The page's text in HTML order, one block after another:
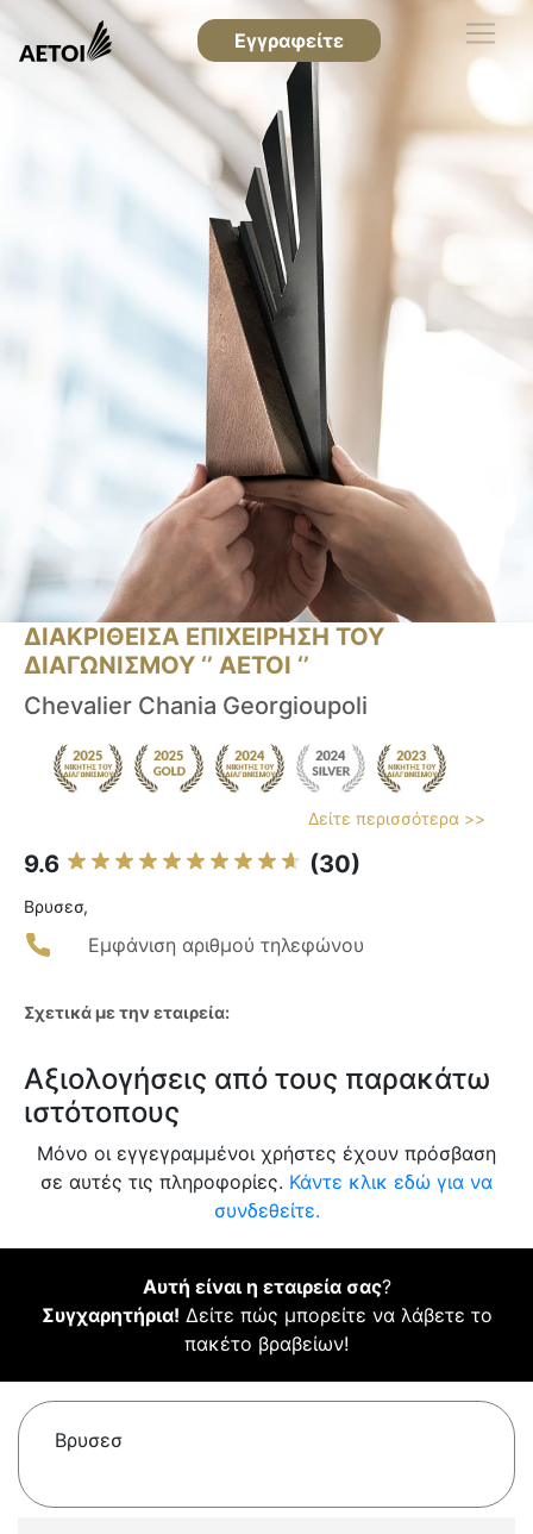
Εγγραφείτε
ΔΙΑΚΡΙΘΕΙΣΑ ΕΠΙΧΕΙΡΗΣΗ ΤΟΥ
ΔΙΑΓΩΝΙΣΜΟΥ ‘’ ΑΕΤΟΙ ‘’
Chevalier Chania Georgioupoli
Δείτε περισσότερα >>
9.6 (30)
Βρυσεσ,
Εμφάνιση αριθμού τηλεφώνου
Σχετικά με την εταιρεία:
Αξιολογήσεις από τους παρακάτω
ιστότοπους
Μόνο οι εγγεγραμμένοι χρήστες έχουν πρόσβαση
σε αυτές τις πληροφορίες. Κάντε κλικ εδώ για να
συνδεθείτε.
Αυτή είναι η εταιρεία σας?
Συγχαρητήρια! Δείτε πώς μπορείτε να λάβετε το
πακέτο βραβείων!
Βρυσεσ